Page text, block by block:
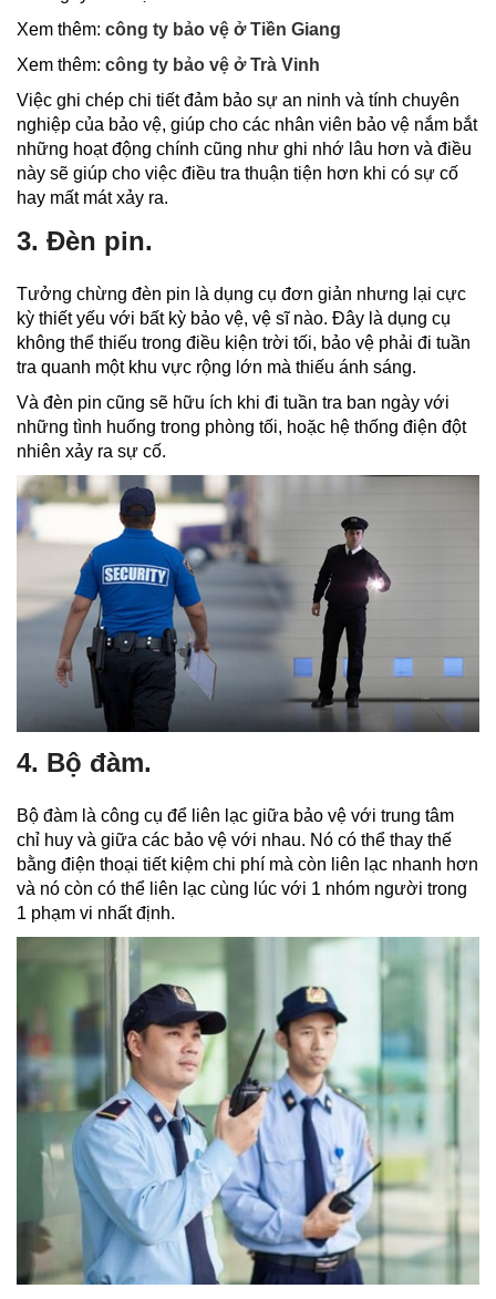
Xem thêm: công ty bảo vệ ở Tiền Giang
Xem thêm: công ty bảo vệ ở Trà Vinh
Việc ghi chép chi tiết đảm bảo sự an ninh và tính chuyên
nghiệp của bảo vệ, giúp cho các nhân viên bảo vệ nắm bắt
những hoạt động chính cũng như ghi nhớ lâu hơn và điều
này sẽ giúp cho việc điều tra thuận tiện hơn khi có sự cố
hay mất mát xảy ra.
3. Đèn pin.
Tưởng chừng đèn pin là dụng cụ đơn giản nhưng lại cực
kỳ thiết yếu với bất kỳ bảo vệ, vệ sĩ nào. Đây là dụng cụ
không thể thiếu trong điều kiện trời tối, bảo vệ phải đi tuần
tra quanh một khu vực rộng lớn mà thiếu ánh sáng.
Và đèn pin cũng sẽ hữu ích khi đi tuần tra ban ngày với
những tình huống trong phòng tối, hoặc hệ thống điện đột
nhiên xảy ra sự cố.
4. Bộ đàm.
Bộ đàm là công cụ để liên lạc giữa bảo vệ với trung tâm
chỉ huy và giữa các bảo vệ với nhau. Nó có thể thay thế
bằng điện thoại tiết kiệm chi phí mà còn liên lạc nhanh hơn
và nó còn có thể liên lạc cùng lúc với 1 nhóm người trong
1 phạm vi nhất định.